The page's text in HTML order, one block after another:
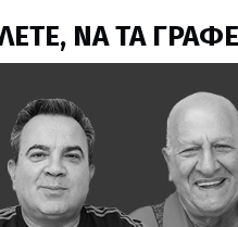
ΝΑ ΤΑ